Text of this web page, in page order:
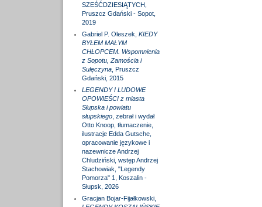
SZEŚĆDZIESIĄTYCH,
Pruszcz Gdański - Sopot,
2019
Gabriel P. Oleszek, KIEDY
BYŁEM MAŁYM
CHŁOPCEM. Wspomnienia
z Sopotu, Zamościa i
Sulęczyna, Pruszcz
Gdański, 2015
LEGENDY I LUDOWE
OPOWIEŚCI z miasta
Słupska i powiatu
słupskiego, zebrał i wydał
Otto Knoop, tłumaczenie,
ilustracje Edda Gutsche,
opracowanie językowe i
nazewnicze Andrzej
Chludziński, wstęp Andrzej
Stachowiak, "Legendy
Pomorza" 1, Koszalin -
Słupsk, 2026
Gracjan Bojar-Fijałkowski,